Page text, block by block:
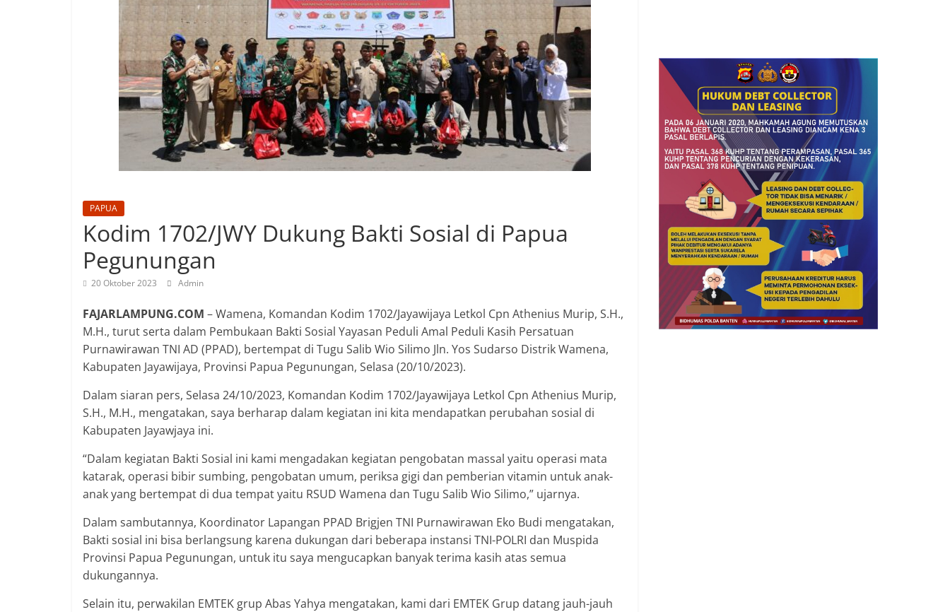
PAPUA
Kodim 1702/JWY Dukung Bakti Sosial di Papua
Pegunungan
20 Oktober 2023 Admin
FAJARLAMPUNG.COM – Wamena, Komandan Kodim 1702/Jayawijaya Letkol Cpn Athenius Murip, S.H.,
M.H., turut serta dalam Pembukaan Bakti Sosial Yayasan Peduli Amal Peduli Kasih Persatuan
Purnawirawan TNI AD (PPAD), bertempat di Tugu Salib Wio Silimo Jln. Yos Sudarso Distrik Wamena,
Kabupaten Jayawijaya, Provinsi Papua Pegunungan, Selasa (20/10/2023).
Dalam siaran pers, Selasa 24/10/2023, Komandan Kodim 1702/Jayawijaya Letkol Cpn Athenius Murip,
S.H., M.H., mengatakan, saya berharap dalam kegiatan ini kita mendapatkan perubahan sosial di
Kabupaten Jayawjaya ini.
“Dalam kegiatan Bakti Sosial ini kami mengadakan kegiatan pengobatan massal yaitu operasi mata
katarak, operasi bibir sumbing, pengobatan umum, periksa gigi dan pemberian vitamin untuk anak-
anak yang bertempat di dua tempat yaitu RSUD Wamena dan Tugu Salib Wio Silimo,” ujarnya.
Dalam sambutannya, Koordinator Lapangan PPAD Brigjen TNI Purnawirawan Eko Budi mengatakan,
Bakti sosial ini bisa berlangsung karena dukungan dari beberapa instansi TNI-POLRI dan Muspida
Provinsi Papua Pegunungan, untuk itu saya mengucapkan banyak terima kasih atas semua
dukungannya.
Selain itu, perwakilan EMTEK grup Abas Yahya mengatakan, kami dari EMTEK Grup datang jauh-jauh